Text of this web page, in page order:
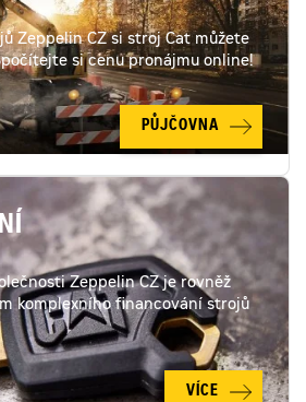
Zeppelin CZ si stroj Cat můžete
si cenu pronájmu online!
PŮJČOVNA
Zeppelin CZ je rovněž
komplexního financování strojů
VÍCE